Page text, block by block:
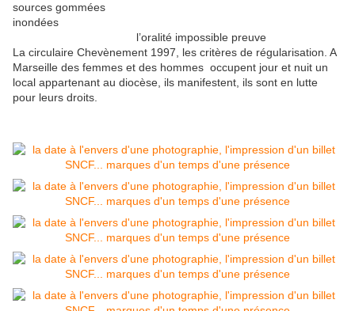
sources gommées
inondées
l’oralité impossible preuve
La circulaire Chevènement 1997, les critères de régularisation. A
Marseille des femmes et des hommes occupent jour et nuit un
local appartenant au diocèse, ils manifestent, ils sont en lutte
pour leurs droits.